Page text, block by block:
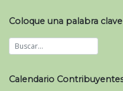
Coloque una palabra
Calendario